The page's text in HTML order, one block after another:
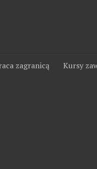
zagranicą Kursy